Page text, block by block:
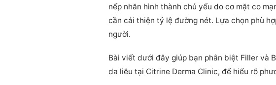
nếp nhăn hình thành chủ yếu do cơ mặt co
cần cải thiện tỷ lệ đường nét. Lựa chọn phù
người.
Bài viết dưới đây giúp bạn phân biệt Filler và
da liễu tại Citrine Derma Clinic, để hiểu rõ